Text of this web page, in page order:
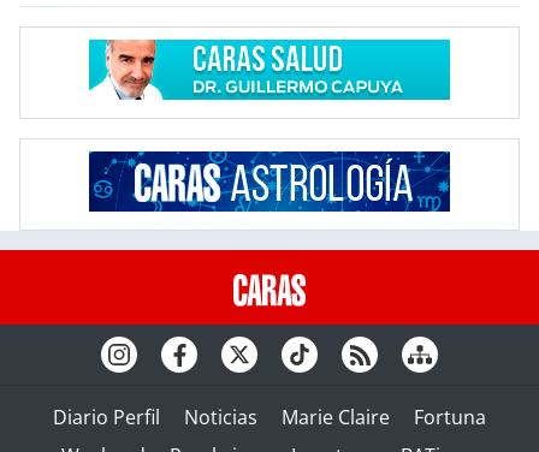
Diario Perfil Noticias Marie Claire
Fortuna